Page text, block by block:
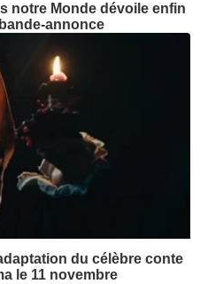
notre Monde dévoile enfin
annonce
du célèbre conte
le 11 novembre